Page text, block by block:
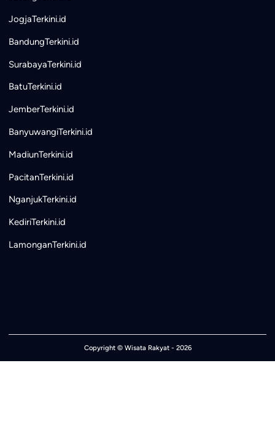
JogjaTerkini.id
BandungTerkini.id
SurabayaTerkini.id
BatuTerkini.id
JemberTerkini.id
BanyuwangiTerkini.id
MadiunTerkini.id
PacitanTerkini.id
NganjukTerkini.id
KediriTerkini.id
LamonganTerkini.id
Copyright © Wisata Rakyat- 2026